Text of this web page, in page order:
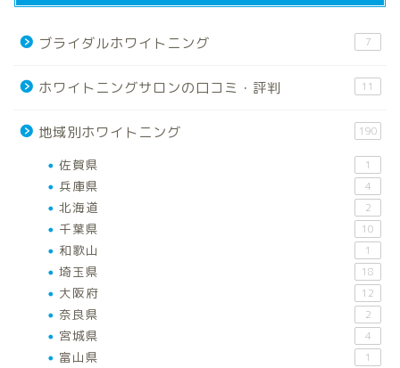
ブライダルホワイトニング 7
ホワイトニングサロンの口コミ・評判 11
地域別ホワイトニング 190
佐賀県 1
兵庫県 4
北海道 2
千葉県 10
和歌山 1
埼玉県 18
大阪府 12
奈良県 2
宮城県 4
富山県 1